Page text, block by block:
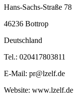
Hans-Sachs-Straße 78
46236 Bottrop
Deutschland
Tel.: 020417803811
E-Mail: pr@lzelf.de
Website: www.lzelf.de